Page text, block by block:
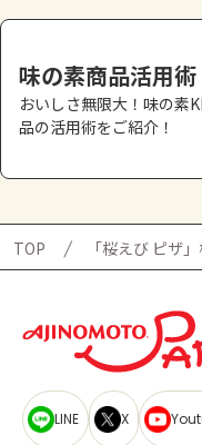
お買い物
AJINOMOTO
味の素商品活用術
おいしさ無限大！味の素
品の活用術をご紹介！
TOP 「桜えび ピザ
LINE X